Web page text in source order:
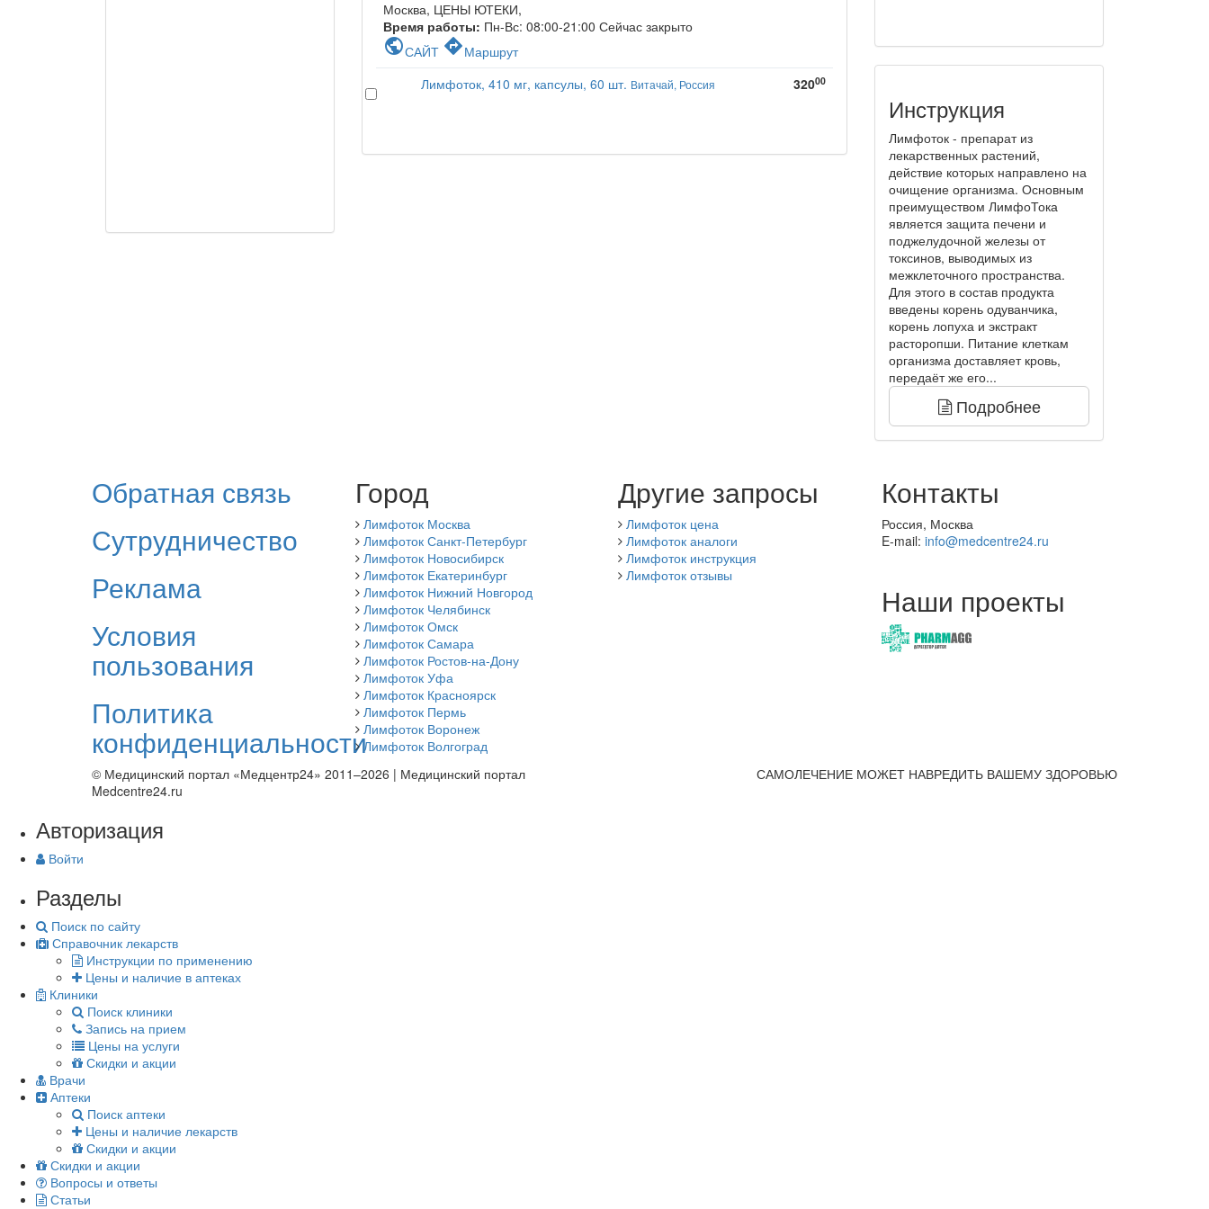
Москва, ЦЕНЫ ЮТЕКИ,
Время работы: Пн-Вс: 08:00-21:00 Сейчас закрыто
publicСАЙТ directionsМаршрут
Лимфоток, 410 мг, капсулы, 60 шт. Витачай, Россия 32000
Инструкция
Лимфоток - препарат из
лекарственных растений,
действие которых направлено на
очищение организма. Основным
преимуществом ЛимфоТока
является защита печени и
поджелудочной железы от
токсинов, выводимых из
межклеточного пространства.
Для этого в состав продукта
введены корень одуванчика,
корень лопуха и экстракт
расторопши. Питание клеткам
организма доставляет кровь,
передаёт же его...
Подробнее
Обратная связь
Сутрудничество
Реклама
Условия
пользования
Политика
конфиденциальности
Город
Лимфоток Москва
Лимфоток Санкт-Петербург
Лимфоток Новосибирск
Лимфоток Екатеринбург
Лимфоток Нижний Новгород
Лимфоток Челябинск
Лимфоток Омск
Лимфоток Самара
Лимфоток Ростов-на-Дону
Лимфоток Уфа
Лимфоток Красноярск
Лимфоток Пермь
Лимфоток Воронеж
Лимфоток Волгоград
Другие запросы
Лимфоток цена
Лимфоток аналоги
Лимфоток инструкция
Лимфоток отзывы
Контакты
Россия, Москва
E-mail: info@medcentre24.ru
Наши проекты
© Медицинский портал «Медцентр24» 2011–2026 | Медицинский портал
Medcentre24.ru
САМОЛЕЧЕНИЕ МОЖЕТ НАВРЕДИТЬ ВАШЕМУ ЗДОРОВЬЮ
Авторизация
Войти
Разделы
Поиск по сайту
Справочник лекарств
Инструкции по применению
Цены и наличие в аптеках
Клиники
Поиск клиники
Запись на прием
Цены на услуги
Скидки и акции
Врачи
Аптеки
Поиск аптеки
Цены и наличие лекарств
Скидки и акции
Скидки и акции
Вопросы и ответы
Статьи